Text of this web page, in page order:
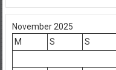
November 2025
M
S S